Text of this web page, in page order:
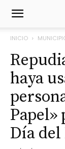
INICIO
haya
Papel»
Día